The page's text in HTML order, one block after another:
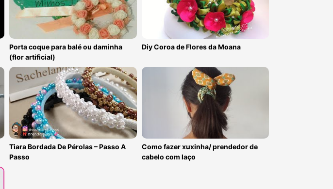
Porta coque para balé ou daminha
(flor artificial)
Diy Coroa de Flores da Moana
Tiara Bordada De Pérolas – Passo A
Passo
Como fazer xuxinha/ prendedor de
cabelo com laço